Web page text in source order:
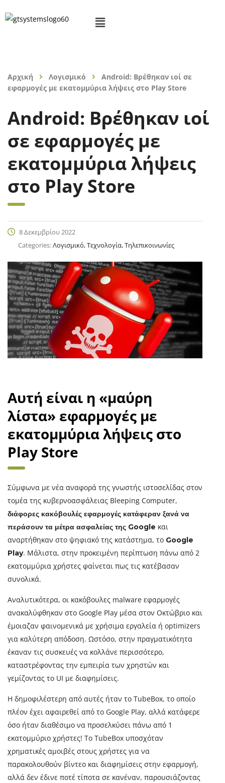
Αρχική Λογισμικό
Android: Βρέθηκαν ιοί σε
εφαρμογές με εκατομμύρια λήψεις στο Play Store
Android: Βρέθηκαν ιοί
σε εφαρμογές με
εκατομμύρια λήψεις
στο Play Store
8 Δεκεμβρίου 2022
Categories:Λογισμικό, Τεχνολογία, Τηλεπικοινωνίες
Αυτή είναι η «μαύρη
λίστα» εφαρμογές με
εκατομμύρια λήψεις στο
Play Store
Σύμφωνα με νέα αναφορά της γνωστής ιστοσελίδας στον
τομέα της κυβερνοασφάλειας Bleeping Computer,
διάφορες κακόβουλές εφαρμογές κατάφεραν ξανά να
περάσουν τα μέτρα ασφαλείας της Google και
αναρτήθηκαν στο ψηφιακό της κατάστημα, το Google
Play. Μάλιστα, στην προκειμένη περίπτωση πάνω από 2
εκατομμύρια χρήστες φαίνεται πως τις κατέβασαν
συνολικά.
Αναλυτικότερα, οι κακόβουλες malware εφαρμογές
ανακαλύφθηκαν στο Google Play μέσα στον Οκτώβριο και
έμοιαζαν φαινομενικά με χρήσιμα εργαλεία ή optimizers
για καλύτερη απόδοση. Ωστόσο, στην πραγματικότητα
έκαναν τις συσκευές να κολλάνε περισσότερο,
καταστρέφοντας την εμπειρία των χρηστών και
γεμίζοντας το UI με διαφημίσεις.
Η δημοφιλέστερη από αυτές ήταν το TubeBox, το οποίο
πλέον έχει αφαιρεθεί από το Google Play, αλλά κατάφερε
όσο ήταν διαθέσιμο να προσελκύσει πάνω από 1
εκατομμύριο χρήστες! Το TubeBox υποσχόταν
χρηματικές αμοιβές στους χρήστες για να
παρακολουθούν βίντεο και διαφημίσεις στην εφαρμογή,
αλλά δεν έδινε ποτέ τίποτα σε κανέναν, παρουσιάζοντας